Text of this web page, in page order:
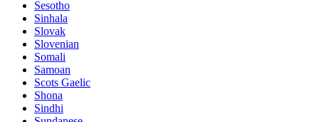
Sesotho
Sinhala
Slovak
Slovenian
Somali
Samoan
Scots Gaelic
Shona
Sindhi